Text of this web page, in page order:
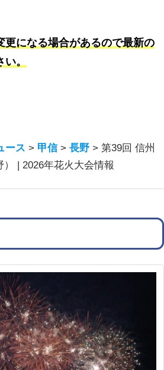
になる場合があるので最新の
。
ース > 甲信>長野 >第39回 信州
| 2026年花火大会情報